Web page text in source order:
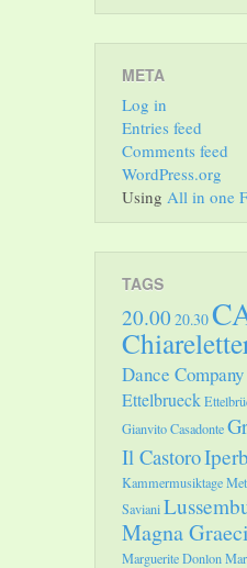
META
Log in
Entries feed
Comments feed
WordPress.org
Using All in one
TAGS
20.00 20.30
Dance Company
Ettelbrueck
Gianvito Casadonte
Il Castoro
Kammermusiktage
Saviani
Magna
Marguerite Donlon